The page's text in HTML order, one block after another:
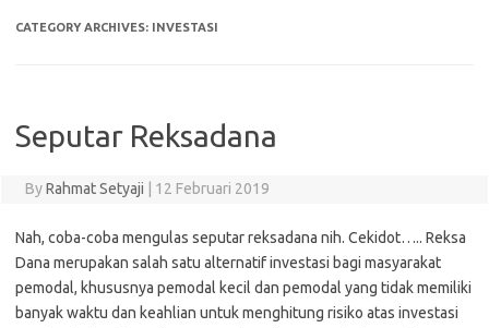
CATEGORY ARCHIVES: INVESTASI
Seputar Reksadana
ByRahmat Setyaji 12 Februari 2019
Nah, coba-coba mengulas seputar reksadana nih. Cekidot….. Reksa
Dana merupakan salah satu alternatif investasi bagi masyarakat
pemodal, khususnya pemodal kecil dan pemodal yang tidak memiliki
banyak waktu dan keahlian untuk menghitung risiko atas investasi